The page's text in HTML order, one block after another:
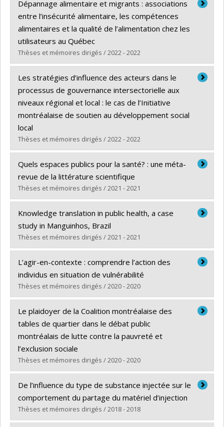
Diplômé(e) :Perreault, Karine
Cycle :Doctorat
Diplôme obtenu :Ph. D.
Lien vers le document dans Papyrus
Dépannage alimentaire et migrants : associations
entre l’insécurité alimentaire, les compétences
alimentaires et la qualité de l’alimentation chez les
utilisateurs au Québec
Thèses et mémoires dirigés / 2022 - 2022
Diplômé(e) :Bonin, Sarah
Cycle :Maîtrise
Diplôme obtenu :M. Sc.
Lien vers le document dans Papyrus
Les stratégies d’influence des acteurs dans le
processus de gouvernance intersectorielle aux
niveaux régional et local : le cas de l’Initiative
montréalaise de soutien au développement social
local
Thèses et mémoires dirigés / 2022 - 2022
Diplômé(e) :Borvil, Achille Dadly
Cycle :Doctorat
Diplôme obtenu :Ph. D.
Lien vers le document dans Papyrus
Quels espaces publics pour la santé? : une méta-
revue de la littérature scientifique
Thèses et mémoires dirigés / 2021 - 2021
Diplômé(e) :Braën, Caroline
Cycle :Maîtrise
Diplôme obtenu :M. Sc.
Lien vers le document dans Papyrus
Knowledge translation in public health, a case
study in Manguinhos, Brazil
Thèses et mémoires dirigés / 2021 - 2021
Diplômé(e) :da Silva Miranda, Érica
Cycle :Doctorat
Diplôme obtenu :Ph. D.
Lien vers le document dans Papyrus
L’agir-en-contexte : comprendre l’action des
individus en situation de vulnérabilité
Thèses et mémoires dirigés / 2020 - 2020
Diplômé(e) :Adam, Caroline
Cycle :Doctorat
Diplôme obtenu :Ph. D.
Lien vers le document dans Papyrus
Le plaidoyer de la Coalition montréalaise des
tables de quartier dans le débat public
montréalais de lutte contre la pauvreté et
l’exclusion sociale
Thèses et mémoires dirigés / 2020 - 2020
Diplômé(e) : Pillet, Amandine
Cycle :Maîtrise
Diplôme obtenu :M. Sc.
Lien vers le document dans Papyrus
De l’influence du type de substance injectée sur le
comportement du partage du matériel d’injection
Thèses et mémoires dirigés / 2018 - 2018